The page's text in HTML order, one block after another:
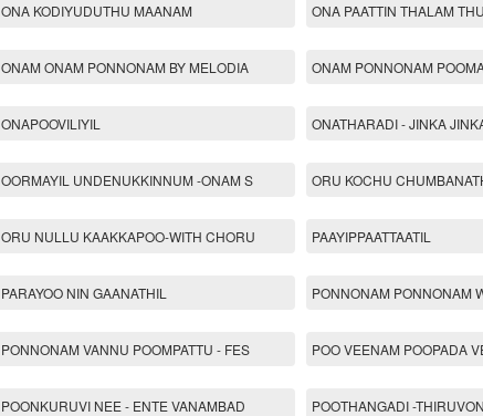
ONA KODIYUDUTHU MAANAM ONA PAATTIN THALAM
ONAM ONAM PONNONAM BY MELODIA ONAM PONNONAM
ONAPOOVILIYIL ONATHARADI - JINKA
OORMAYIL UNDENUKKINNUM -ONAM S ORU KOCHU
ORU NULLU KAAKKAPOO-WITH CHORU PAAYIPPAATTAATIL
PARAYOO NIN GAANATHIL PONNONAM PONNONAM
PONNONAM VANNU POOMPATTU - FES POO VEENAM POOPADA
POONKURUVI NEE - ENTE VANAMBAD POOTHANGADI -